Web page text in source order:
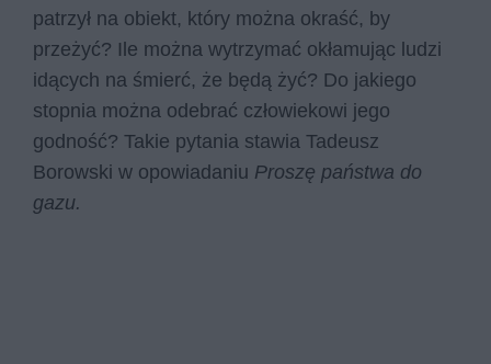
patrzył na obiekt, który można okraść, by
przeżyć? Ile można wytrzymać okłamując ludzi
idących na śmierć, że będą żyć? Do jakiego
stopnia można odebrać człowiekowi jego
godność? Takie pytania stawia Tadeusz
Borowski w opowiadaniu Proszę państwa do
gazu.